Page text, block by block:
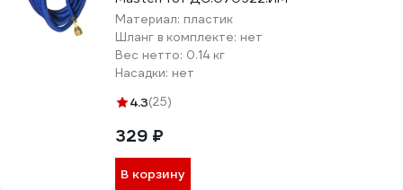
Материал: пластик
Шланг в комплекте: нет
Вес нетто: 0.14 кг
Насадки: нет
4.3(25)
329 ₽
В корзину